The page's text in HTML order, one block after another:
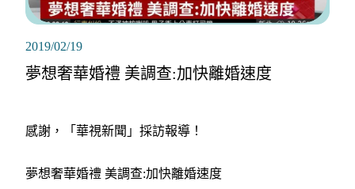
2019/02/19
夢想奢華婚禮 美調查:加快離婚速度
感謝，「華視新聞」採訪報導！
夢想奢華婚禮 美調查:加快離婚速度